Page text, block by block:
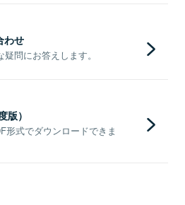
わせ
問にお答えします。
版）
形式でダウンロードできま